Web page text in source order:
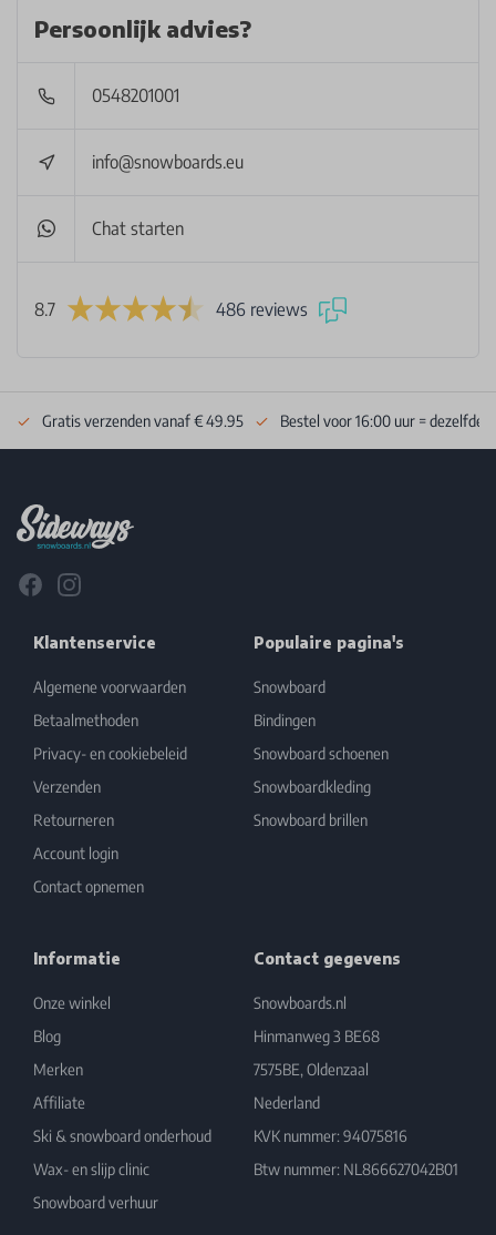
Persoonlijk advies?
0548201001
info@snowboards.eu
Chat starten
8.7 486 reviews
Gratis verzenden vanaf € 49.95 Bestel voor 16:00 uur = dezelfde
FacebookInstagram
Klantenservice
Algemene voorwaarden
Betaalmethoden
Privacy- en cookiebeleid
Verzenden
Retourneren
Account login
Contact opnemen
Populaire pagina's
Snowboard
Bindingen
Snowboard schoenen
Snowboardkleding
Snowboard brillen
Informatie
Onze winkel
Blog
Merken
Affiliate
Ski & snowboard onderhoud
Wax- en slijp clinic
Snowboard verhuur
Contact gegevens
Snowboards.nl
Hinmanweg 3 BE68
7575BE, Oldenzaal
Nederland
KVK nummer: 94075816
Btw nummer: NL866627042B01